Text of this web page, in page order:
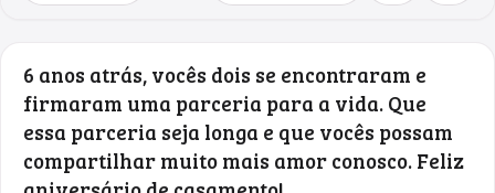
6 anos atrás, vocês dois se encontraram e
firmaram uma parceria para a vida. Que
essa parceria seja longa e que vocês possam
compartilhar muito mais amor conosco. Feliz